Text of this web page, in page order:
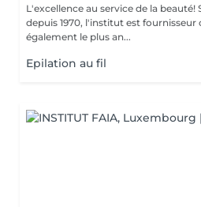
L'excellence au service de la beauté! Situé en plein centre-ville
depuis 1970, l'institut est fournisseur
également le plus an...
Epilation au fil